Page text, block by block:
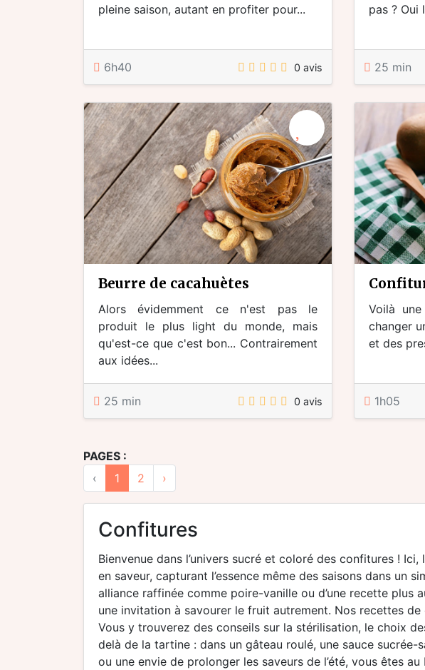
pleine saison, autant en profiter pour...
6h40 0 avis
pas ? Oui
25 min
beurre de cacahuètes
Alors évidemment ce n'est pas le
produit le plus light du monde, mais
qu'est-ce que c'est bon... Contrairement
aux idées...
25 min 0 avis
Voilà
changer
et des
1h05
PAGES :
‹
1 2 ›
confitures
Bienvenue dans l’univers sucré et coloré des confitures !
en saveur, capturant l’essence même des saisons dans un
alliance raffinée comme poire-vanille ou d’une recette plus
une invitation à savourer le fruit autrement. Nos recettes de
Vous y trouverez des conseils sur la stérilisation, le choix
delà de la tartine : dans un gâteau roulé, une sauce
ou une envie de prolonger les saveurs de l’été, vous êtes